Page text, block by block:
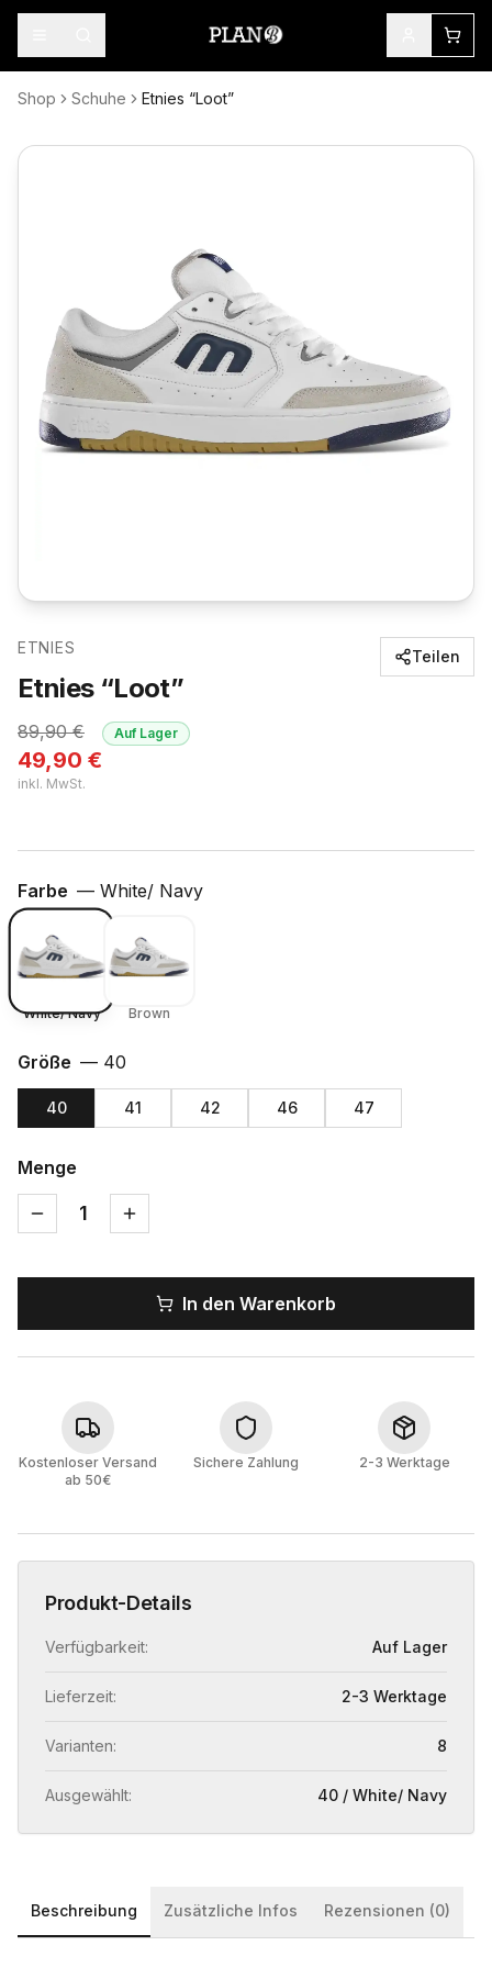
Shop Schuhe Etnies “Loot”
ETNIES
Etnies “Loot”
89,90€
49,90 €
inkl. MwSt.
Auf Lager
Teilen
Farbe — White/ Navy
White/ Navy Brown
Größe — 40
40 41 42 46 47
Menge
1
In den Warenkorb
Kostenloser Versand
ab 50€
Sichere Zahlung 2-3 Werktage
Produkt-Details
Verfügbarkeit: Auf Lager
Lieferzeit: 2-3 Werktage
Varianten: 8
Ausgewählt: 40 / White/ Navy
Beschreibung Zusätzliche Infos Rezensionen (0)